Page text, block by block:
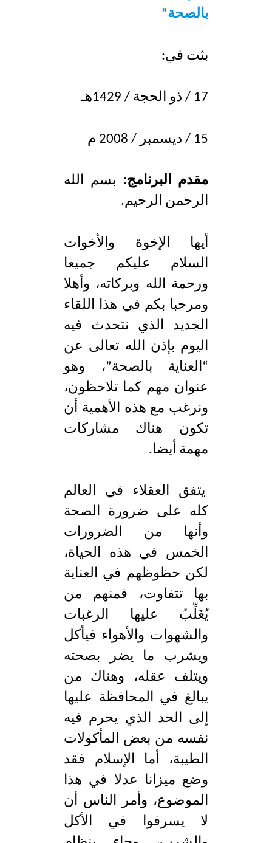
بالصحة”
بثت في:
17 / ذو الحجة / 1429هـ
15 / ديسمبر / 2008 م
مقدم البرنامج: بسم الله
الرحمن الرحيم.
أيها الإخوة والأخوات
السلام عليكم جميعا
ورحمة الله وبركاته، وأهلا
ومرحبا بكم في هذا اللقاء
الجديد الذي نتحدث فيه
اليوم بإذن الله تعالى عن
“العناية بالصحة”، وهو
عنوان مهم كما تلاحظون،
ونرغب مع هذه الأهمية أن
تكون هناك مشاركات
مهمة أيضا.
يتفق العقلاء في العالم
كله على ضرورة الصحة
وأنها من الضرورات
الخمس في هذه الحياة،
لكن حظوظهم في العناية
بها تتفاوت، فمنهم من
يُغَلِّبُ عليها الرغبات
والشهوات والأهواء فيأكل
ويشرب ما يضر بصحته
ويتلف عقله، وهناك من
يبالغ في المحافظة عليها
إلى الحد الذي يحرم فيه
نفسه من بعض المأكولات
الطيبة، أما الإسلام فقد
وضع ميزانا عدلا في هذا
الموضوع، وأمر الناس أن
لا يسرفوا في الأكل